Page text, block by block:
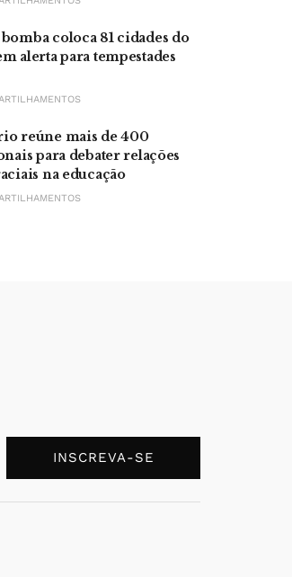
coloca 81 cidades do
alerta para tempestades
reúne mais de 400
para debater relações
na educação
INSCREVA-SE